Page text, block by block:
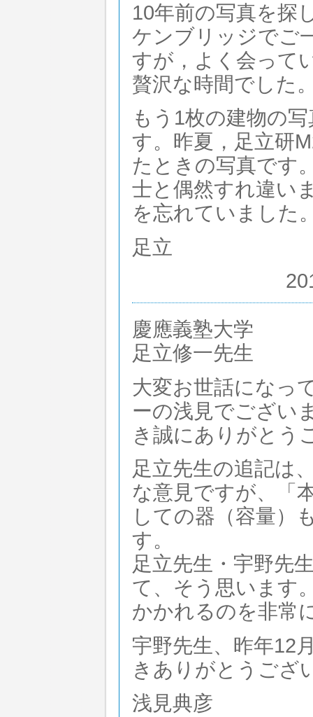
10年前の写真を探
ケンブリッジでご
すが，よく会って
贅沢な時間でした
もう1枚の建物の
す。昨夏，足立研
たときの写真です
士と偶然すれ違い
を忘れていました
足立
慶應義塾大学
足立修一先生
大変お世話になっ
ーの浅見でござい
き誠にありがとう
足立先生の追記は
な意見ですが、「
しての器（容量）
す。
足立先生・宇野先
て、そう思います
かかれるのを非常
宇野先生、昨年12
きありがとうござ
浅見典彦